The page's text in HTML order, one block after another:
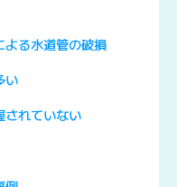
よる水道管の破損
い
されていない